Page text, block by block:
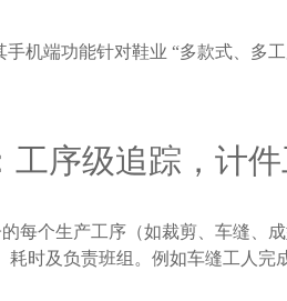
手机端功能针对鞋业 “多款式、
工序级追踪，计
的每个生产工序（如裁剪、车缝、
耗时及负责班组。例如车缝工人